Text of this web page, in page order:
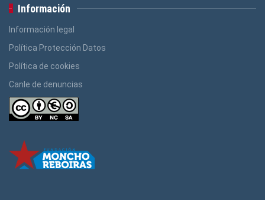
Información
Información legal
Política Protección Datos
Política de cookies
Canle de denuncias